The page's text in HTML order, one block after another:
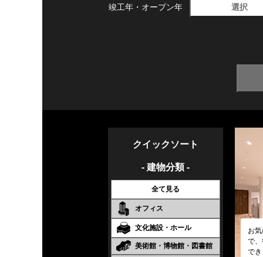
竣工年・ オープン年 選択
クイックソート
- 建物分類 -
全て見る
オフィス
文化施設・ホール
美術館・博物館・図書館
お
で
で